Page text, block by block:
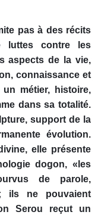
pas à des récits
luttes contre les
aspects de la vie,
connaissance et
métier, histoire,
dans sa totalité.
support de la
évolution.
elle présente
dogon, «les
de parole,
ils ne pouvaient
Serou reçut un